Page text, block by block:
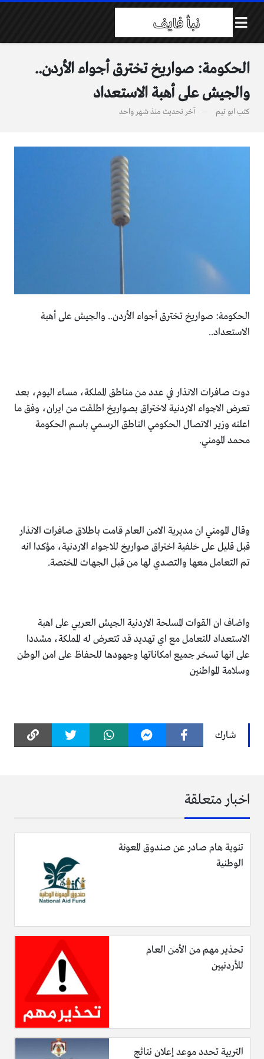
الحكومة: صواريخ تخترق أجواء الأردن..
والجيش على أهبة الاستعداد
كتب ابو تيم آخر تحديث منذ شهر واحد
الحكومة: صواريخ تخترق أجواء الأردن.. والجيش على أهبة
الاستعداد..
دوت صافرات الانذار في عدد من مناطق المملكة، مساء اليوم، بعد
تعرض الاجواء الاردنية لاختراق بصواريخ اطلقت من ايران، وفق ما
اعلنه وزير الاتصال الحكومي الناطق الرسمي باسم الحكومة
محمد المومني.
وقال المومني ان مديرية الامن العام قامت باطلاق صافرات الانذار
قبل قليل على خلفية اختراق صواريخ للاجواء الاردنية، مؤكدا انه
تم التعامل معها والتصدي لها من قبل الجهات المختصة.
واضاف ان القوات المسلحة الاردنية الجيش العربي على اهبة
الاستعداد للتعامل مع اي تهديد قد تتعرض له المملكة، مشددا
على انها تسخر جميع امكاناتها وجهودها للحفاظ على امن الوطن
وسلامة المواطنين
شارك
اخبار متعلقة
تنوية هام صادر عن صندوق المعونة
الوطنية
تحذير مهم من الأمن العام
للأردنيين
التربية تحدد موعد إعلان نتائج